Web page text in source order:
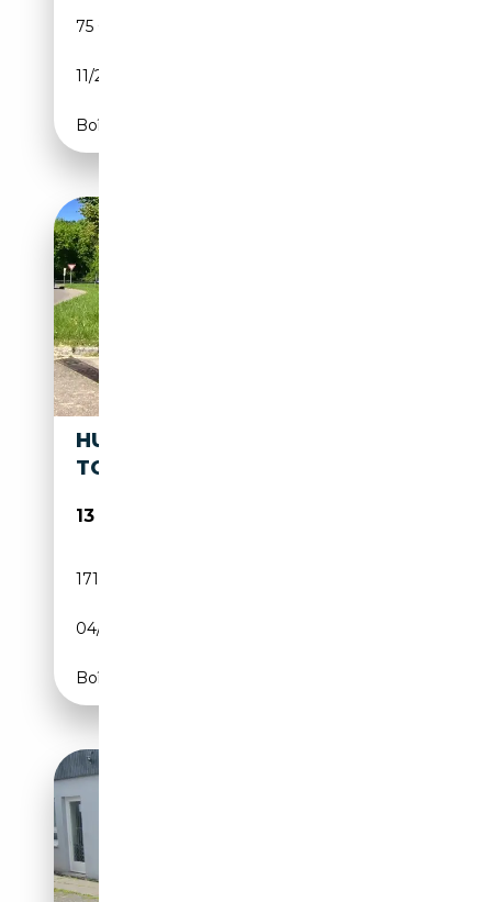
75 000 km
11/2006
Boîte automatique
HUMMER H3 LUXURY.
TOPZUSTAND
13 900€
171 700 km
04/2007
Boîte automatique